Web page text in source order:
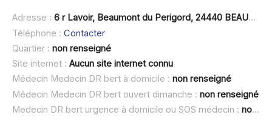
Adresse : 6 r Lavoir, Beaumont du Perigord, 24440 BEAUMONTOIS EN PÉRIGORD
Téléphone : Contacter
Quartier : non renseigné
Site internet : Aucun site internet connu
Médecin Medecin DR bert à domicile : non renseigné
Médecin Medecin DR bert ouvert dimanche : non renseigné
Medecin DR bert urgence à domicile ou SOS médecin : non renseigné